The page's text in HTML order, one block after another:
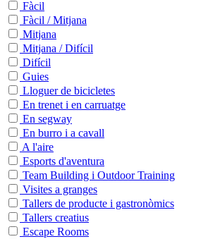
Fàcil
Fàcil / Mitjana
Mitjana
Mitjana / Difícil
Difícil
Guies
Lloguer de bicicletes
En trenet i en carruatge
En segway
En burro i a cavall
A l'aire
Esports d'aventura
Team Building i Outdoor Training
Visites a granges
Tallers de producte i gastronòmics
Tallers creatius
Escape Rooms